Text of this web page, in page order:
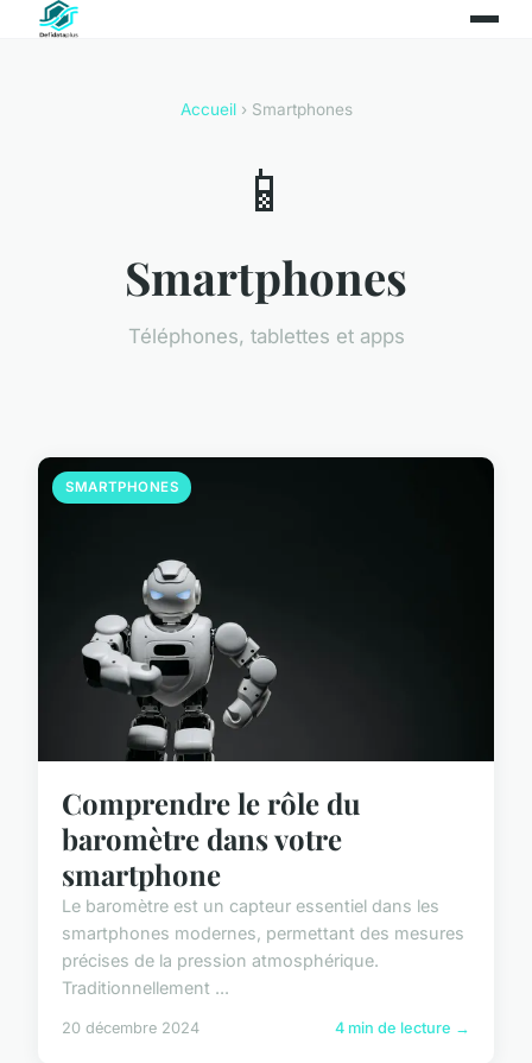
Accueil› Smartphones
📱
Smartphones
Téléphones, tablettes et apps
SMARTPHONES
Comprendre le rôle du
baromètre dans votre
smartphone
Le baromètre est un capteur essentiel dans les
smartphones modernes, permettant des mesures
précises de la pression atmosphérique.
Traditionnellement ...
20 décembre 2024 4 min de lecture →